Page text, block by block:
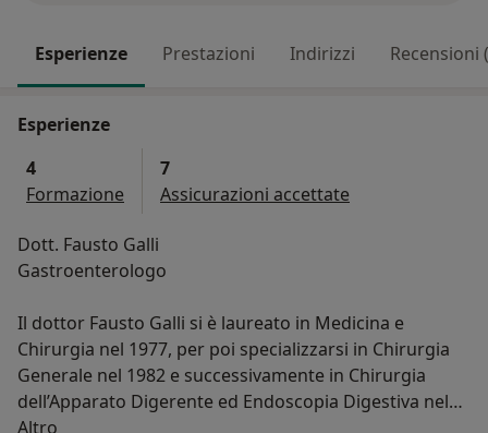
Esperienze Prestazioni Indirizzi Recensioni
Esperienze
4
Formazione
7
Assicurazioni accettate
Dott. Fausto Galli
Gastroenterologo
Il dottor Fausto Galli si è laureato in Medicina e
Chirurgia nel 1977, per poi specializzarsi in Chirurgia
Generale nel 1982 e successivamente in Chirurgia
dell’Apparato Digerente ed Endoscopia Digestiva nel
1988.
Altro